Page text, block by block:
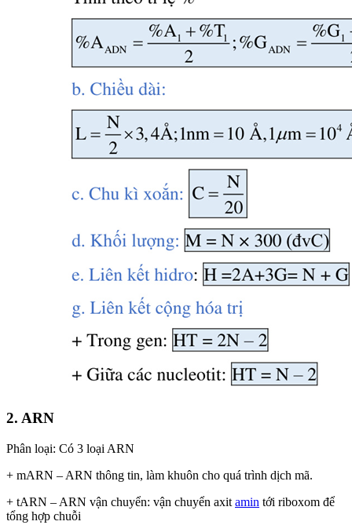
2. ARN
Phân loại: Có 3 loại ARN
+ mARN – ARN thông tin, làm khuôn cho quá trình dịch mã.
+ tARN – ARN vận chuyển: vận chuyển axit amin tới riboxom để
tổng hợp chuỗi